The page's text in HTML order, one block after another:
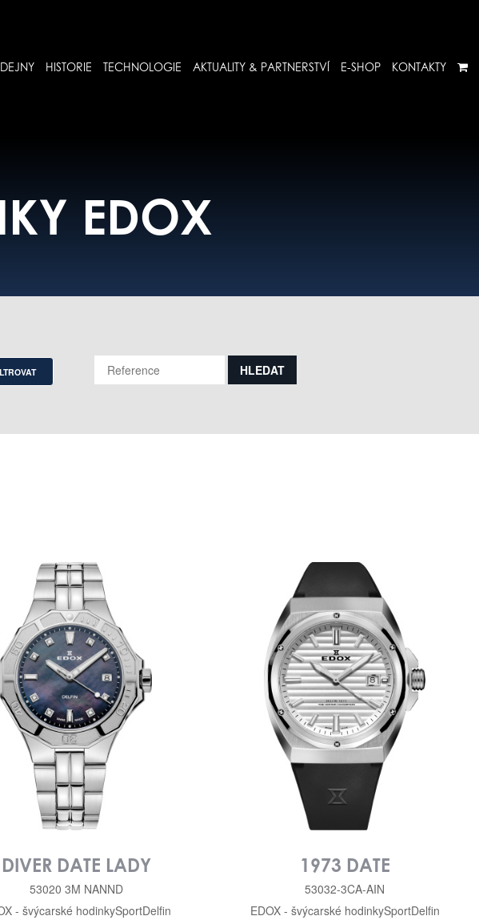
HISTORIE TECHNOLOGIE AKTUALITY & PARTNERSTVÍ E-SHOP KONTAKTY
EDOX
DIVER DATE LADY
53020 3M NANND
- švýcarské hodinkySportDelfin
1973 DATE
53032-3CA-AIN
EDOX - švýcarské hodinkySportDelfin